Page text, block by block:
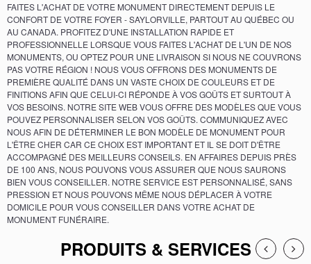
FAITES L'ACHAT DE VOTRE MONUMENT DIRECTEMENT DEPUIS LE
CONFORT DE VOTRE FOYER - SAYLORVILLE, PARTOUT AU QUÉBEC OU
AU CANADA. PROFITEZ D'UNE INSTALLATION RAPIDE ET
PROFESSIONNELLE LORSQUE VOUS FAITES L'ACHAT DE L'UN DE NOS
MONUMENTS, OU OPTEZ POUR UNE LIVRAISON SI NOUS NE COUVRONS
PAS VOTRE RÉGION ! NOUS VOUS OFFRONS DES MONUMENTS DE
PREMIÈRE QUALITÉ DANS UN VASTE CHOIX DE COULEURS ET DE
FINITIONS AFIN QUE CELUI-CI RÉPONDE À VOS GOÛTS ET SURTOUT À
VOS BESOINS. NOTRE SITE WEB VOUS OFFRE DES MODÈLES QUE VOUS
POUVEZ PERSONNALISER SELON VOS GOÛTS. COMMUNIQUEZ AVEC
NOUS AFIN DE DÉTERMINER LE BON MODÈLE DE MONUMENT POUR
L'ÊTRE CHER CAR CE CHOIX EST IMPORTANT ET IL SE DOIT D'ÊTRE
ACCOMPAGNÉ DES MEILLEURS CONSEILS. EN AFFAIRES DEPUIS PRÈS
DE 100 ANS, NOUS POUVONS VOUS ASSURER QUE NOUS SAURONS
BIEN VOUS CONSEILLER. NOTRE SERVICE EST PERSONNALISÉ, SANS
PRESSION ET NOUS POUVONS MÊME NOUS DÉPLACER À VOTRE
DOMICILE POUR VOUS CONSEILLER DANS VOTRE ACHAT DE
MONUMENT FUNÉRAIRE.
PRODUITS & SERVICES